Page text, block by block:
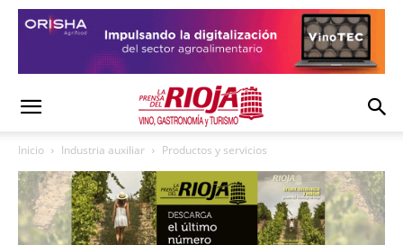
Inicio Industria auxiliar Productos y servicios